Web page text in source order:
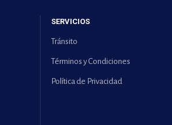
SERVICIOS
Tránsito
Términos y Condiciones
Política de Privacidad